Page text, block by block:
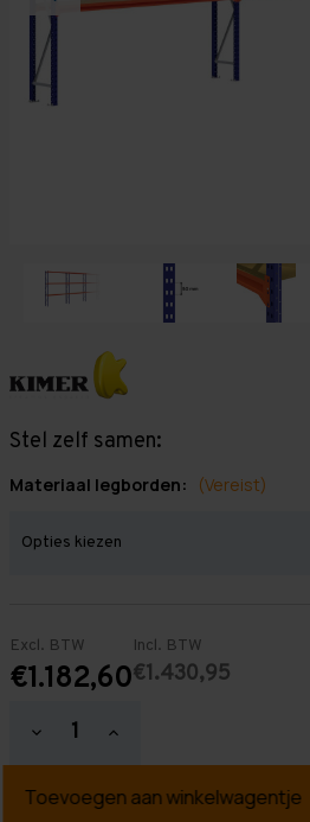
Stel zelf samen:
Materiaal legborden: (Vereist)
Excl. BTW
€1.182,60
Incl. BTW
€1.430,95
Hoeveelheid
verlagen
Grootvakstelling
Hoeveelheid
verhogen
Grootvakstelling